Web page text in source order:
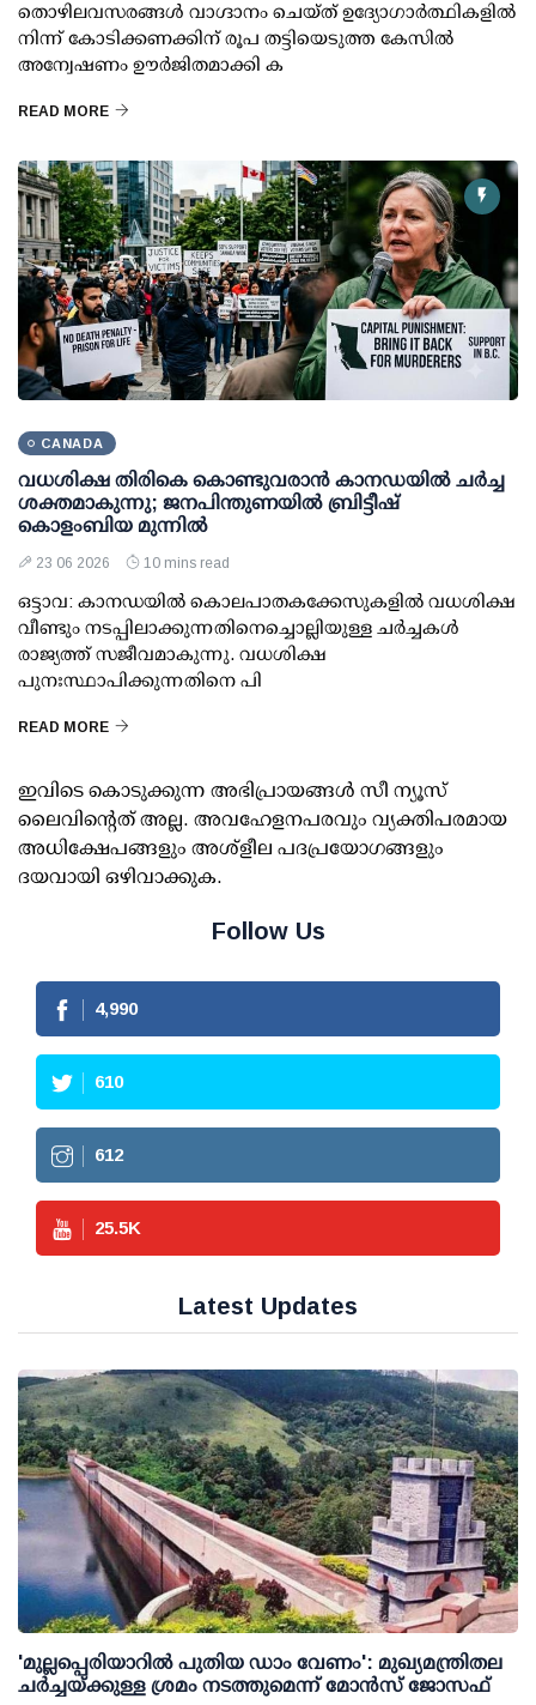
തൊഴിലവസരങ്ങൾ വാഗ്ദാനം ചെയ്ത് ഉദ്യോഗാർത്ഥികളിൽ
നിന്ന് കോടിക്കണക്കിന് രൂപ തട്ടിയെടുത്ത കേസിൽ
അന്വേഷണം ഊർജിതമാക്കി ക
READ MORE
CANADA
വധശിക്ഷ തിരികെ കൊണ്ടുവരാൻ കാനഡയിൽ ചർച്ച
ശക്തമാകുന്നു; ജനപിന്തുണയിൽ ബ്രിട്ടീഷ്
കൊളംബിയ മുന്നിൽ
23 06 2026 10 mins read
ഒട്ടാവ: കാനഡയിൽ കൊലപാതകക്കേസുകളിൽ വധശിക്ഷ
വീണ്ടും നടപ്പിലാക്കുന്നതിനെച്ചൊല്ലിയുള്ള ചർച്ചകൾ
രാജ്യത്ത് സജീവമാകുന്നു. വധശിക്ഷ
പുനഃസ്ഥാപിക്കുന്നതിനെ പി
READ MORE
ഇവിടെ കൊടുക്കുന്ന അഭിപ്രായങ്ങള്‍ സീ ന്യൂസ്
ലൈവിന്റെത് അല്ല. അവഹേളനപരവും വ്യക്തിപരമായ
അധിക്ഷേപങ്ങളും അശ്‌ളീല പദപ്രയോഗങ്ങളും
ദയവായി ഒഴിവാക്കുക.
Follow Us
4,990
610
612
25.5K
Latest Updates
'മുല്ലപ്പെരിയാറില്‍ പുതിയ ഡാം വേണം': മുഖ്യമന്ത്രിതല
ചര്‍ച്ചയ്ക്കുള്ള ശ്രമം നടത്തുമെന്ന് മോന്‍സ് ജോസഫ്